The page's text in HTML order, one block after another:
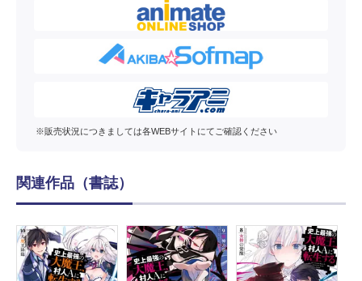
※販売状況につきましては各WEBサイトにてご確認ください
関連作品（書誌）